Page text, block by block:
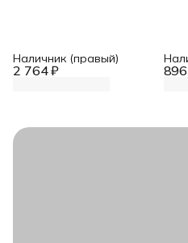
2 764 ₽
Наличник (правый)